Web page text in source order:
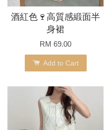
酒紅色🍷高質感緞面半
身裙
RM 69.00
Add to Cart